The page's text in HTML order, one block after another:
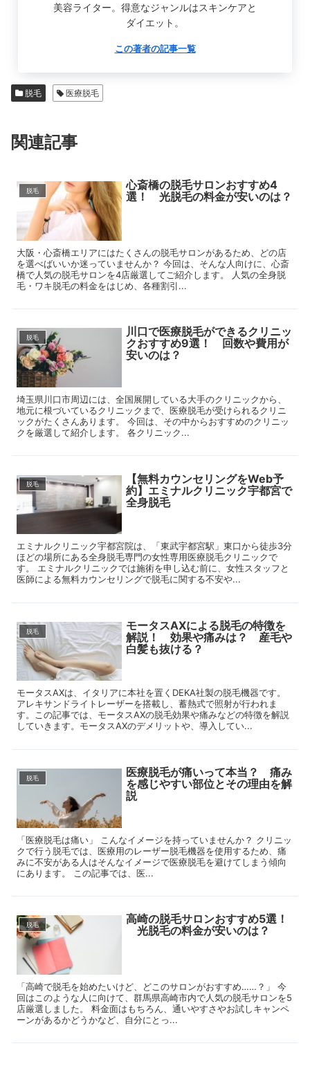
美容ライター。得意なジャンルはスキンケアと
ダイエット。
この著者の記事一覧
脱毛 医療脱毛
関連記事
脱毛
心斎橋の脱毛サロンおすすめ4
選！ 光脱毛の料金が安いのは？
大阪・心斎橋エリアにはたくさんの脱毛サロンがあるため、どの店
を選べばいいか迷っていませんか？ 今回は、そんな人向けに、心斎
橋で人気の脱毛サロンを4店厳選してご紹介します。 人気の全身脱
毛・ワキ脱毛の料金をはじめ、各種割引...
脱毛
川口で医療脱毛ができるクリニッ
クおすすめ9選！ 回数や費用が
安いのは？
埼玉県川口市周辺には、全国展開している大手のクリニックから、
地元に根づいているクリニックまで、医療脱毛が受けられるクリニ
ックがたくさんあります。 今回は、その中からおすすめのクリニッ
クを厳選して紹介します。 各クリニック...
脱毛
【無料カウンセリングをWeb予
約】エミナルクリニック宇都宮で
全身脱毛
エミナルクリニック宇都宮院は、「東武宇都宮駅」東口から徒歩3分
ほどの場所にある全身脱毛専門の女性専用医療脱毛クリニックで
す。 エミナルクリニックでは施術を申し込む前に、女性スタッフと
医師による無料カウンセリングで脱毛に関する不安や...
脱毛
モータスAXによる脱毛の特徴を
解説！ 効果や痛みは？ 産毛や
白髪も抜ける？
モータスAXは、イタリアに本社を置くDEKA社製の脱毛機器です。
アレキサンドライトレーザーを搭載し、蓄熱式で照射が行われま
す。この記事では、モータスAXの脱毛効果や痛みなどの特徴を解説
していきます。モータスAXのデメリットや、導入してい...
脱毛
医療脱毛が痛いって本当？ 痛み
を感じやすい部位とその理由を解
説
「医療脱毛は痛い」 こんなイメージを持っていませんか？ クリニッ
クで行う脱毛では、医療用のレーザー脱毛機器を使用するため、痛
みに不安がある人はそんなイメージで医療脱毛を避けてしまう傾向
にあります。 この記事では、医...
脱毛
高崎の脱毛サロンおすすめ5選！
光脱毛の料金が安いのは？
「高崎で脱毛を始めたいけど、どこのサロンがおすすめ……？」 今
回はこのような人に向けて、群馬県高崎市内で人気の脱毛サロンを5
店厳選しました。 料金面はもちろん、通いやすさやお試しキャンペ
ーンがあるかどうかなど、自分にとっ...